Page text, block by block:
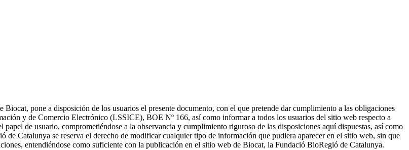
Biocat, pone a disposición de los usuarios el presente documento, con el que pretende dar cumplimiento a las obligaciones
y de Comercio Electrónico (LSSICE), BOE Nº 166, así como informar a todos los usuarios del sitio web respecto a
papel de usuario, comprometiéndose a la observancia y cumplimiento riguroso de las disposiciones aquí dispuestas, así como
Catalunya se reserva el derecho de modificar cualquier tipo de información que pudiera aparecer en el sitio web, sin que
entendiéndose como suficiente con la publicación en el sitio web de Biocat, la Fundació BioRegió de Catalunya.